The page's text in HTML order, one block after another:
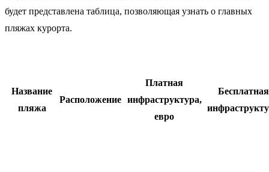
будет представлена таблица, позволяющая узнать о главных
пляжах курорта.
Название
пляжа
Расположение
Платная
инфраструктура,
евро
Бесплатная